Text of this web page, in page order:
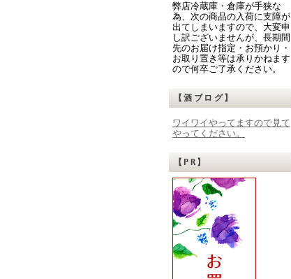
弊店冷蔵庫・倉庫が手狭な
為、次の商品の入荷に支障が
出てしまいますので、大変申
し訳ございませんが、長期間
先のお届け指定・お預かり・
お取り置き等は承りかねます
ので何卒ご了承ください。
【酒ブログ】
ワイワイやってますので見て
やってください。
【PR】